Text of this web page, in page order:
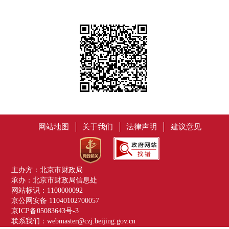
网站地图 关于我们 法律声明 建议意见
主办方：北京市财政局
承办：北京市财政局信息处
网站标识：1100000092
京公网安备 11040102700057
京ICP备05083643号-3
联系我们：webmaster@czj.beijing.gov.cn